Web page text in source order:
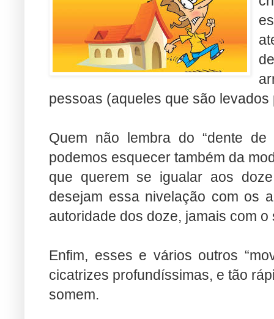
pessoas (aqueles que são
Quem não lembra do “dente
podemos esquecer também da
que querem se igualar aos
desejam essa nivelação com os
autoridade dos doze, jamais com
Enfim, esses e vários outros
cicatrizes profundíssimas, e tão
somem.